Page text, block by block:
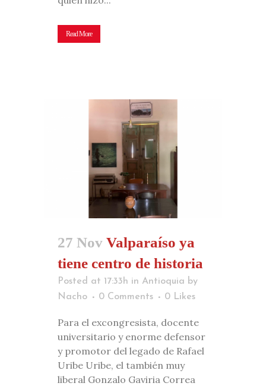
Read More
27 Nov Valparaíso ya
tiene centro de historia
Posted at 17:33h in Antioquia by
Nacho
0 Comments 0 Likes
Para el excongresista, docente
universitario y enorme defensor
y promotor del legado de Rafael
Uribe Uribe, el también muy
liberal Gonzalo Gaviria Correa